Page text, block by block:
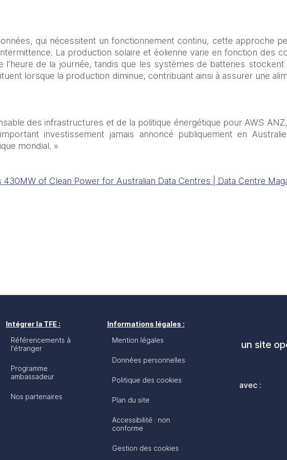
qui nécessitent un fonctionnement continu, cette approche
La production solaire et éolienne varie en fonction des
l’heure de la journée, tandis que les systèmes de batteries stockent
lorsque la production diminue, contribuant ainsi à assurer une
des infrastructures et de la politique énergétique pour AWS
investissement jamais annoncé publiquement en
mondial. »
430MW of Clean Power for Australian Data Centres | Data Centre
Intégrer la TFE :
Référencements à
l'étranger
Programme
ambassadeur
Nos partenaires
Informations légales :
Mention légales
Données personnelles
Politique des cookies
Plan du site
Accessibilité : non
conforme
Gestion des cookies
un site
avec :